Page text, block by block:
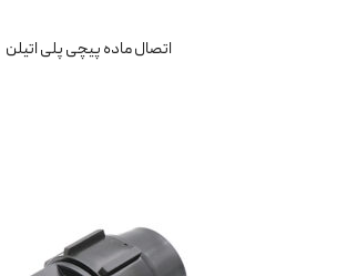
اتصال ماده پیچی پلی اتیلن